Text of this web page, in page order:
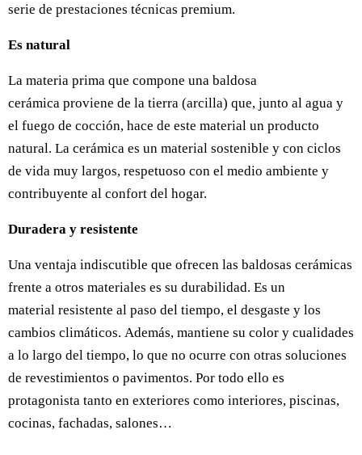
serie de prestaciones técnicas premium.
Es natural
La materia prima que compone una baldosa
cerámica proviene de la tierra (arcilla) que, junto al agua y
el fuego de cocción, hace de este material un producto
natural. La cerámica es un material sostenible y con ciclos
de vida muy largos, respetuoso con el medio ambiente y
contribuyente al confort del hogar.
Duradera y resistente
Una ventaja indiscutible que ofrecen las baldosas cerámicas
frente a otros materiales es su durabilidad. Es un
material resistente al paso del tiempo, el desgaste y los
cambios climáticos. Además, mantiene su color y cualidades
a lo largo del tiempo, lo que no ocurre con otras soluciones
de revestimientos o pavimentos. Por todo ello es
protagonista tanto en exteriores como interiores, piscinas,
cocinas, fachadas, salones…